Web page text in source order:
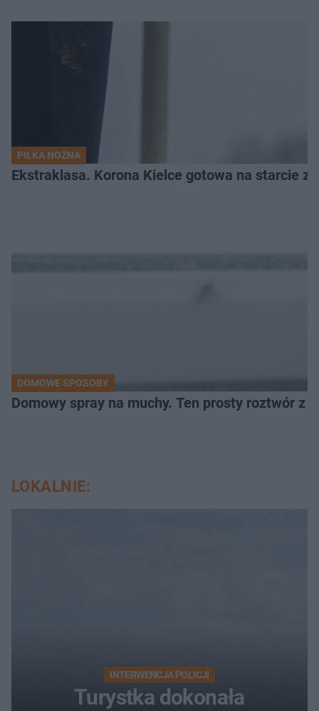
PIŁKA NOŻNA
Ekstraklasa. Korona Kielce gotowa na starcie z
DOMOWE SPOSOBY
Domowy spray na muchy. Ten prosty roztwór z
LOKALNIE:
INTERWENCJA POLICJI
Turystka dokonała